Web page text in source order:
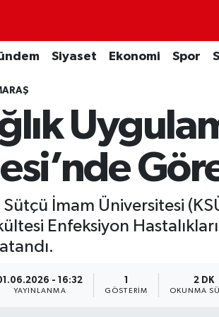
Siyaset Ekonomi Spor
İmam Üniversitesi
Enfeksiyon
- 16:32
YAYINLANMA
1
GÖSTERIM
2 DK
OKUNMA
ve Fikstür